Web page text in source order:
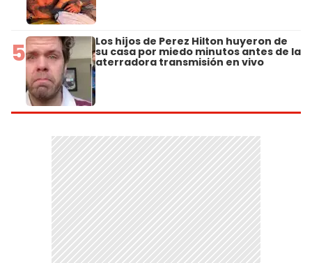
5 Los hijos de Perez Hilton huyeron de
su casa por miedo minutos antes de la
aterradora transmisión en vivo